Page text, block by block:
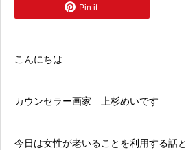
Pin it
こんにちは
カウンセラー画家 上杉めいです
今日は女性が老いることを利用する話と